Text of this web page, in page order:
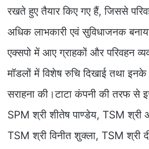
रखते हुए तैयार किए गए हैं, जिससे
अधिक लाभकारी एवं सुविधाजनक
एक्सपो में आए ग्राहकों और परिवहन
मॉडलों में विशेष रुचि दिखाई तथा इनके
सराहना की।टाटा कंपनी की तरफ से
SPM श्री शीतेष पाण्डेय, TSM श्री
TSM श्री विनीत शुक्ला, TSM श्री